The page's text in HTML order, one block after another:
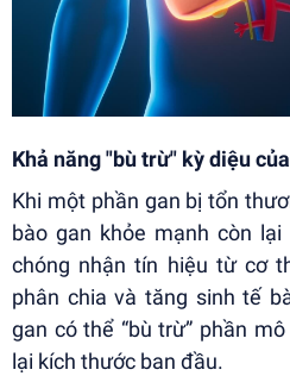
Khả năng "bù trừ" kỳ diệu
Khi một phần gan bị tổn
bào gan khỏe mạnh còn
chóng nhận tín hiệu từ cơ
phân chia và tăng sinh tế
gan có thể “bù trừ” phần
lại kích thước ban đầu.